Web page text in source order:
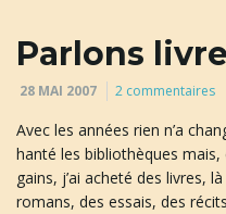
Parlons
28 MAI 2007 2 commentaires
Avec les années rien n’a
hanté les bibliothèques
gains, j’ai acheté des livres,
romans, des essais, des